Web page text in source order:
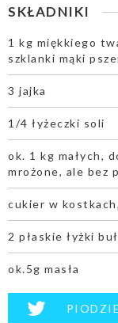
SKŁADNIKI
1 kg miękkiego
szklanki mąki
3 jajka
1/4 łyżeczki soli
ok. 1 kg małych,
mrożone, ale bez
cukier w
2 płaskie łyżki
ok.5g masła